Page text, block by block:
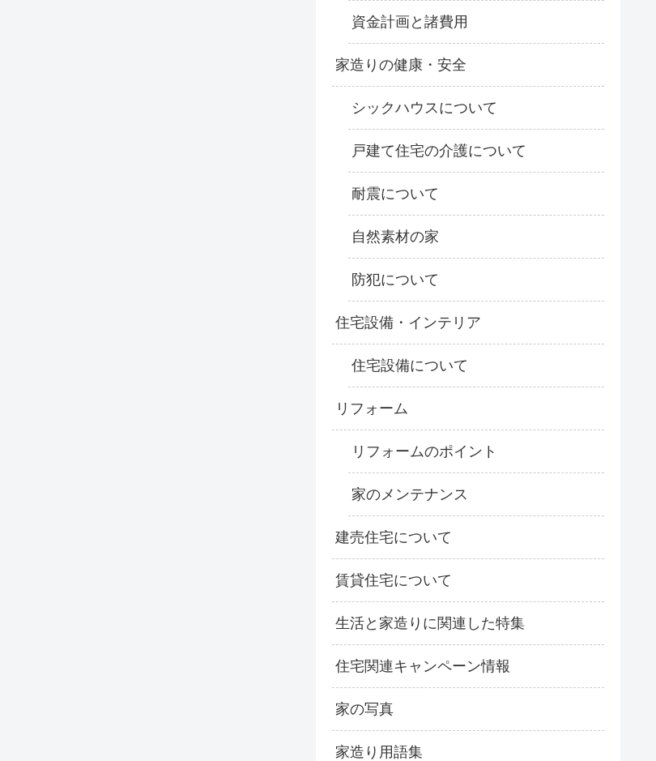
資金計画と諸費用
家造りの健康・安全
シックハウスについて
戸建て住宅の介護について
耐震について
自然素材の家
防犯について
住宅設備・インテリア
住宅設備について
リフォーム
リフォームのポイント
家のメンテナンス
建売住宅について
賃貸住宅について
生活と家造りに関連した特集
住宅関連キャンペーン情報
家の写真
家造り用語集